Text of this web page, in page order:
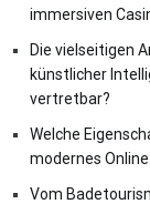
immersiven
Die vielseitigen
künstlicher
vertretbar?
Welche
modernes
Vom